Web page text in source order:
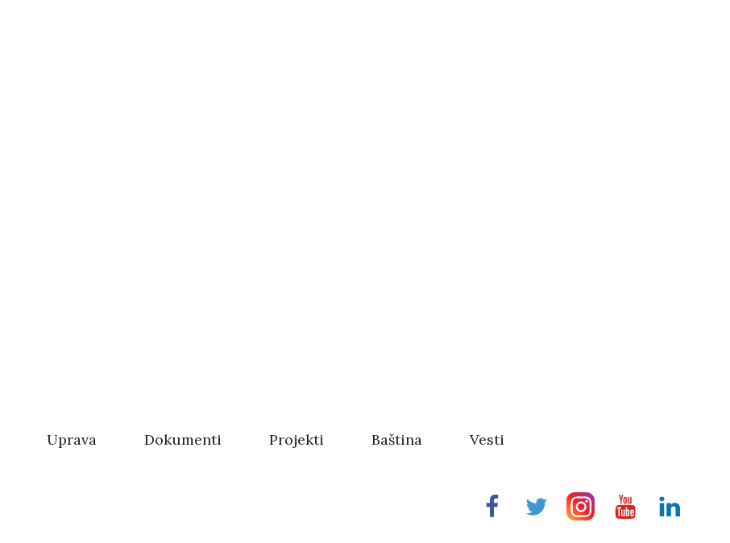
Uprava Dokumenti Projekti Baština Vesti
FacebookTwitterInstragramYoutubeLinkedin